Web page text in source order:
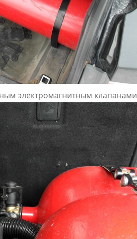
электромагнитным клапанами